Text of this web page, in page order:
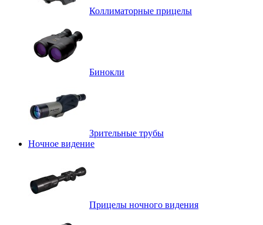
Коллиматорные прицелы
Бинокли
Зрительные трубы
Ночное видение
Прицелы ночного видения